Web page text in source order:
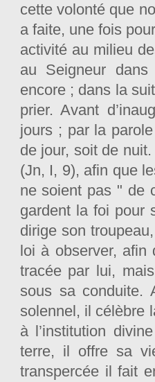
cette volonté que
a faite, une fois
activité au milieu
au Seigneur
encore ; dans la
prier. Avant
jours ; par la
de jour, soit de
(Jn, I, 9), afin que
ne soient pas " de
gardent la foi pour
dirige son
loi à observer, afin
tracée par lui,
sous sa conduite.
solennel, il célèbre
à l’institution
terre, il offre sa
transpercée il fait